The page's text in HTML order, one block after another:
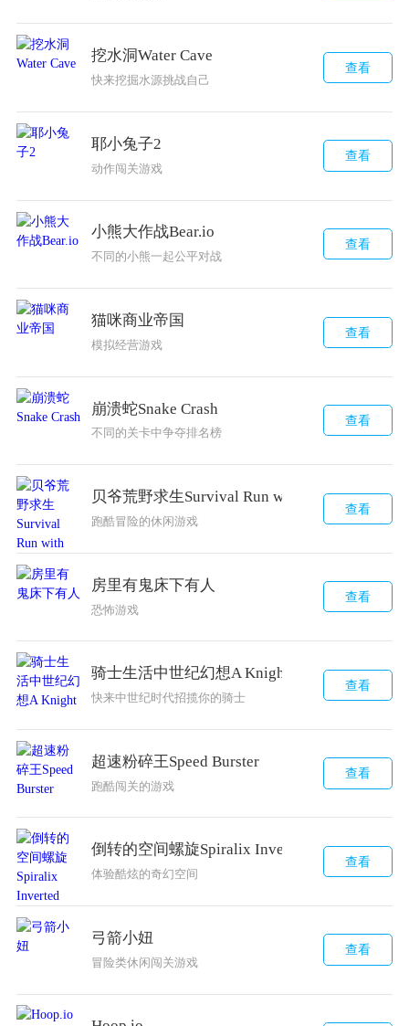
挖水洞Water Cave
快来挖掘水源挑战自己
查看
耶小兔子2
动作闯关游戏
查看
小熊大作战​Bear.io
不同的小熊一起公平对战
查看
猫咪商业帝国
模拟经营游戏
查看
崩溃蛇Snake Crash
不同的关卡中争夺排名榜
查看
贝爷荒野求生Survival Run with Bear Grylls
跑酷冒险的休闲游戏
查看
房里有鬼床下有人
恐怖游戏
查看
骑士生活中世纪幻想A Knight
快来中世纪时代招揽你的骑士
查看
超速粉碎王Speed Burster
跑酷闯关的游戏
查看
倒转的空间螺旋Spiralix Inverted Space Helix
体验酷炫的奇幻空间
查看
弓箭小妞
冒险类休闲闯关游戏
查看